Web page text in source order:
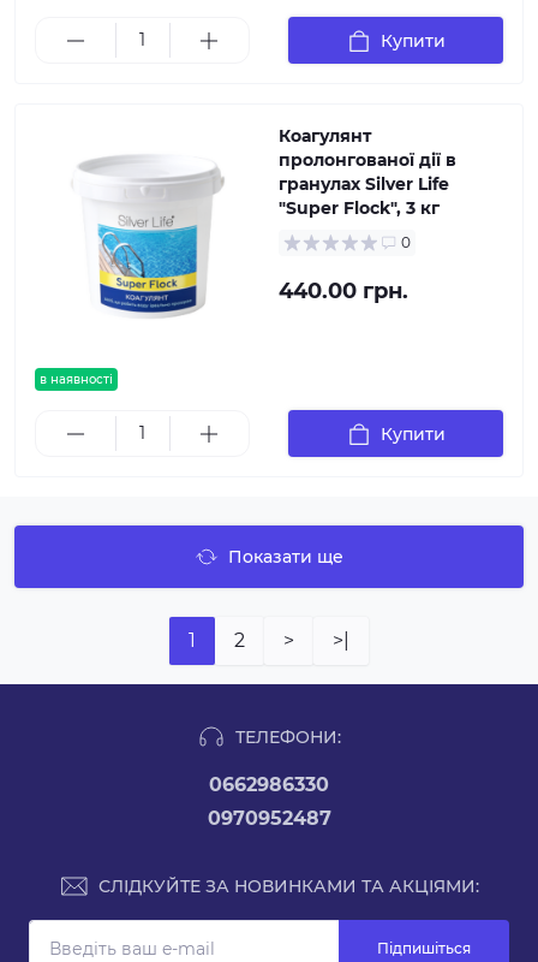
Купити
в наявності
Коагулянт
пролонгованої дії в
гранулах Silver Life
"Super Flock", 3 кг
0
440.00 грн.
Купити
Показати ще
1 2 > >|
ТЕЛЕФОНИ:
0662986330
0970952487
СЛІДКУЙТЕ ЗА НОВИНКАМИ ТА АКЦІЯМИ:
Підпишіться